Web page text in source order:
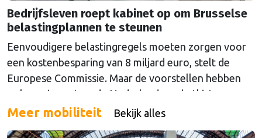
Bedrijfsleven roept kabinet op om Brusselse
belastingplannen te steunen
Eenvoudigere belastingregels moeten zorgen voor
een kostenbesparing van 8 miljard euro, stelt de
Europese Commissie. Maar de voorstellen hebben
ook een impact op de Nederlandse schatkist.
Meer mobiliteit Bekijk alles